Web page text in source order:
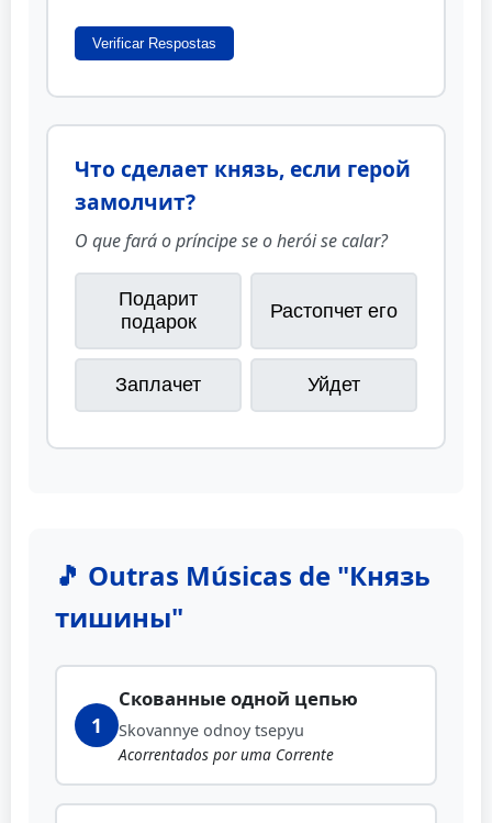
Verificar Respostas
Что сделает князь, если герой
замолчит?
O que fará o príncipe se o herói se calar?
Подарит
подарок
Растопчет его
Заплачет Уйдет
🎵 Outras Músicas de "Князь
тишины"
1
Скованные одной цепью
Skovannye odnoy tsepyu
Acorrentados por uma Corrente